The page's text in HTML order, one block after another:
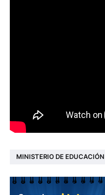
MINISTERIO DE EDUCACIÓN